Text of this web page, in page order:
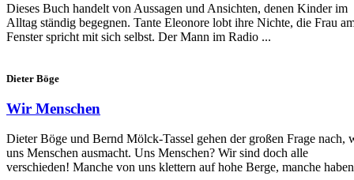
Dieses Buch handelt von Aussagen und Ansichten, denen Kinder im
Alltag ständig begegnen. Tante Eleonore lobt ihre Nichte, die Frau
Fenster spricht mit sich selbst. Der Mann im Radio ...
Dieter Böge
Wir Menschen
Dieter Böge und Bernd Mölck-Tassel gehen der großen Frage nach,
uns Menschen ausmacht. Uns Menschen? Wir sind doch alle
verschieden! Manche von uns klettern auf hohe Berge, manche